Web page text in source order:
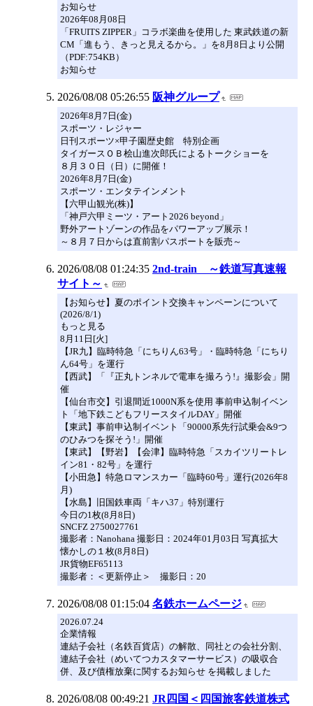
お知らせ
2026年08月08日
「FRUITS ZIPPER」コラボ楽曲を使用した 東武鉄道の新
CM「進もう、きっと見えるから。」を8月8日より公開
（PDF:754KB）
お知らせ
2026/08/08 05:26:55 阪神グループ
2026年8月7日(金)
スポーツ・レジャー
日刊スポーツ×甲子園歴史館 特別企画
タイガースＯＢ桧山進次郎氏によるトークショーを
８月３０日（日）に開催！
2026年8月7日(金)
スポーツ・エンタテインメント
【六甲山観光(株)】
「神戸六甲ミーツ・アート2026 beyond」
野外アートゾーンの作品をパワーアップ展示！
～８月７日からは直前割パスポートを販売～
2026/08/08 01:24:35 2nd-train ～鉄道写真速報
サイト～
【お知らせ】夏のポイント交換キャンペーンについて
(2026/8/1)
もっと見る
8月11日[火]
【JR九】臨時特急「にちりん63号」・臨時特急「にちり
ん64号」を運行
【西武】「『正丸トンネルで電車を撮ろう!』撮影会」開
催
【仙台市交】引退間近1000N系を使用 事前申込制イベン
ト「地下鉄こどもフリースタイルDAY」開催
【東武】事前申込制イベント「90000系先行試乗会&9つ
のひみつを探そう!」開催
【東武】【野岩】【会津】臨時特急「スカイツリートレ
イン81・82号」を運行
【小田急】特急ロマンスカー「臨時60号」運行(2026年8
月)
【水島】旧国鉄車両「キハ37」特別運行
今日の1枚(8月8日)
SNCFZ 2750027761
撮影者：Nanohana 撮影日：2024年01月03日 写真拡大
懐かしの１枚(8月8日)
JR貨物EF65113
撮影者：＜更新停止＞ 撮影日：20
2026/08/08 01:15:04 名鉄ホームページ
2026.07.24
企業情報
連結子会社（名鉄百貨店）の解散、同社との会社分割、
連結子会社（めいてつカスタマーサービス）の吸収合
併、及び債権放棄に関するお知らせ を掲載しました
2026/08/08 00:49:21 JR四国＜四国旅客鉄道株式